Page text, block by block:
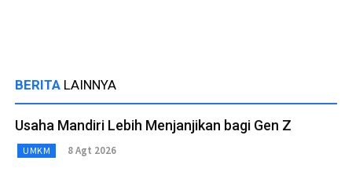
BERITA LAINNYA
Usaha Mandiri Lebih Menjanjikan bagi Gen Z
UMKM 8 Agt 2026